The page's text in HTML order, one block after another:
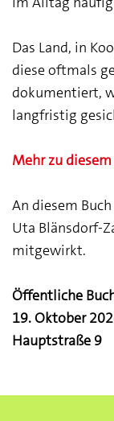
Das Land, in
diese oftmals
dokumentiert,
langfristig
Mehr zu
An diesem
Uta Blänsdorf-
mitgewirkt.
Öffentliche
19. Oktober
Hauptstraße 9